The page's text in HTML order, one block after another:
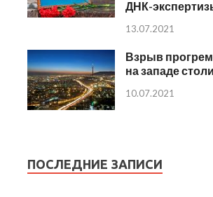
ДНК-
13.07.2021
Взрыв
на западе
10.07.2021
ПОСЛЕДНИЕ ЗАПИСИ